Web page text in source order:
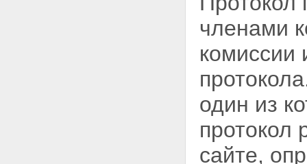
членами
комиссии
один из
протокол
сайте,